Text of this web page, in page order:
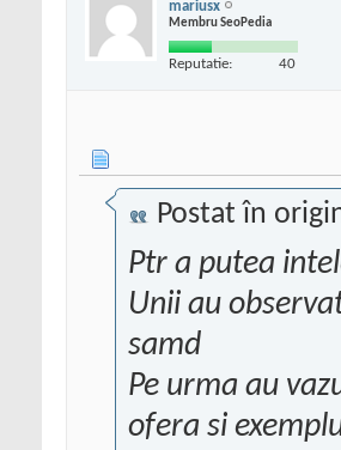
mariusx
Membru SeoPedia
Reputatie: 40
Postat în
Ptr a putea
Unii au
samd
Pe urma au
ofera si